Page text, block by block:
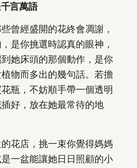
言萬語
曾經盛開的花終會凋謝，
是你挑選時認真的眼神，
她床頭的那個動作，是你
物而多出的幾句話。若擔
瓶，不妨順手帶一個透明
好，放在她最常待的地
花店，挑一束你覺得媽媽
一盆能讓她日日照顧的小